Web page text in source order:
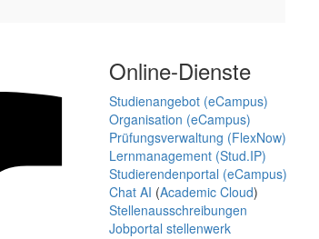
Online-Dienste
Studienangebot (eCampus)
Organisation (eCampus)
Prüfungsverwaltung (FlexNow)
Lernmanagement (Stud.IP)
Studierendenportal (eCampus)
Chat AI (Academic Cloud)
Stellenausschreibungen
Jobportal stellenwerk